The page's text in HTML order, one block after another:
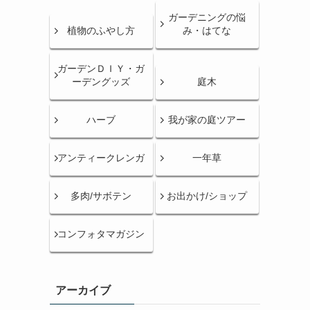
植物のふやし方
ガーデニングの悩
み・はてな
ガーデンＤＩＹ・ガ
ーデングッズ
庭木
ハーブ 我が家の庭ツアー
アンティークレンガ 一年草
多肉/サボテン お出かけ/ショップ
コンフォタマガジン
アーカイブ